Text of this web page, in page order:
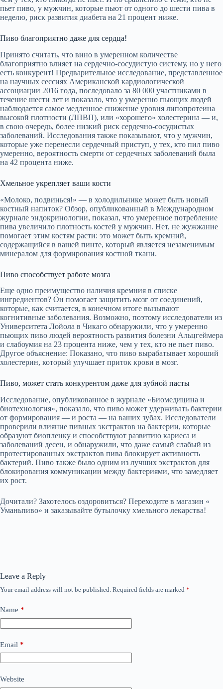
пьет пиво, у мужчин, которые пьют от одного до шести пива в
неделю, риск развития диабета на 21 процент ниже.
Пиво благоприятно даже для сердца!
Принято считать, что вино в умеренном количестве
благоприятно влияет на сердечно-сосудистую систему, но у него
есть конкурент! Предварительное исследование, представленное
на научных сессиях Американской кардиологической
ассоциации 2016 года, последовало за 80 000 участниками в
течение шести лет и показало, что у умеренно пьющих людей
наблюдается самое медленное снижение уровня липопротеина
высокой плотности (ЛПВП), или «хорошего» холестерина — и,
в свою очередь, более низкий риск сердечно-сосудистых
заболеваний. Исследования также показывают, что у мужчин,
которые уже перенесли сердечный приступ, у тех, кто пил пиво
умеренно, вероятность смерти от сердечных заболеваний была
на 42 процента ниже.
Хмельное укрепляет ваши кости
«Молоко, подвинься!» — в холодильнике может быть новый
костный напиток? Обзор, опубликованный в Международном
журнале эндокринологии, показал, что умеренное потребление
пива увеличило плотность костей у мужчин. Нет, не жужжание
помогает этим костям расти: это может быть кремний,
содержащийся в вашей пинте, который является незаменимым
минералом для формирования костной ткани.
Пиво способствует работе мозга
Еще одно преимущество наличия кремния в списке
ингредиентов? Он помогает защитить мозг от соединений,
которые, как считается, в конечном итоге вызывают
когнитивные заболевания. Возможно, поэтому исследователи из
Университета Лойола в Чикаго обнаружили, что у умеренно
пьющих пиво людей вероятность развития болезни Альцгеймера
и слабоумия на 23 процента ниже, чем у тех, кто не пьет пиво.
Другое объяснение: Показано, что пиво вырабатывает хороший
холестерин, который улучшает приток крови в мозг.
Пиво, может стать конкурентом даже для зубной пасты
Исследование, опубликованное в журнале «Биомедицина и
биотехнология», показало, что пиво может удерживать бактерии
от формирования — и роста — на ваших зубах. Исследователи
проверили влияние пивных экстрактов на бактерии, которые
образуют биопленку и способствуют развитию кариеса и
заболеваний десен, и обнаружили, что даже самый слабый из
протестированных экстрактов пива блокирует активность
бактерий. Пиво также было одним из лучших экстрактов для
блокирования коммуникации между бактериями, что замедляет
их рост.
Дочитали? Захотелось оздоровиться? Переходите в магазин «
Уманьпиво» и заказывайте бутылочку хмельного лекарства!
Leave a Reply
Your email address will not be published. Required fields are marked *
Name *
Email *
Website